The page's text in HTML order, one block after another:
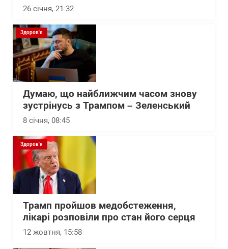
26 січня, 21:32
Здоров'я
Думаю, що найближчим часом знову
зустрінусь з Трампом – Зеленський
8 січня, 08:45
Здоров'я
Трамп пройшов медобстеження,
лікарі розповіли про стан його серця
12 жовтня, 15:58